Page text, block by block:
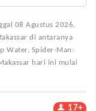
08 Agustus 2026,
di antaranya
Water, Spider-Man:
hari ini mulai
17+